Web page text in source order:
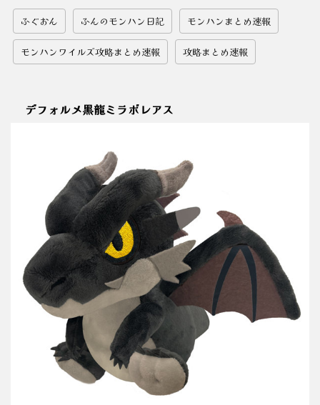
ふぐおん ふんのモンハン日記 モンハンまとめ速報
モンハンワイルズ攻略まとめ速報 攻略まとめ速報
デフォルメ黒龍ミラボレアス